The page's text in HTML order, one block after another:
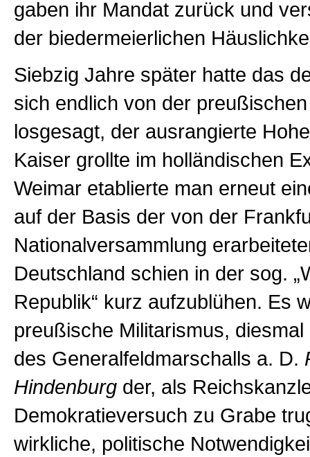
gaben ihr Mandat zurück und
der biedermeierlichen
Siebzig Jahre später hatte das
sich endlich von der
losgesagt, der ausrangierte
Kaiser grollte im holländischen
Weimar etablierte man erneut
auf der Basis der von der
Nationalversammlung
Deutschland schien in der sog.
Republik“ kurz aufzublühen. Es
preußische Militarismus,
des Generalfeldmarschalls a. D.
Hindenburgder, als
Demokratieversuch zu Grabe
wirkliche, politische